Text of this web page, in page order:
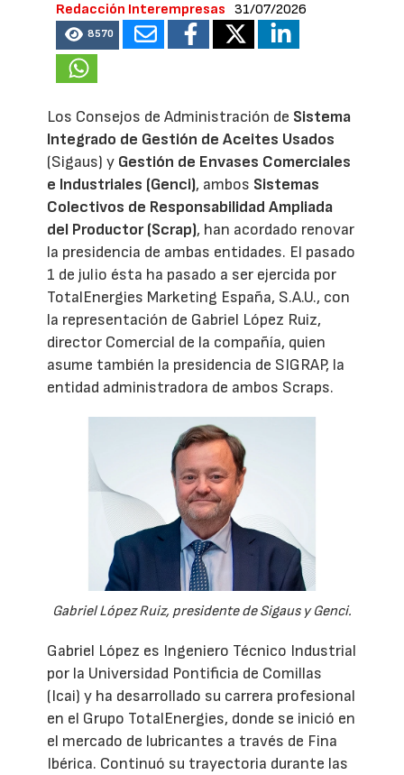
Redacción Interempresas 31/07/2026
8570
Los Consejos de Administración de Sistema
Integrado de Gestión de Aceites Usados
(Sigaus) y Gestión de Envases Comerciales
e Industriales (Genci), ambos Sistemas
Colectivos de Responsabilidad Ampliada
del Productor (Scrap), han acordado renovar
la presidencia de ambas entidades. El pasado
1 de julio ésta ha pasado a ser ejercida por
TotalEnergies Marketing España, S.A.U., con
la representación de Gabriel López Ruiz,
director Comercial de la compañía, quien
asume también la presidencia de SIGRAP, la
entidad administradora de ambos Scraps.
Gabriel López Ruiz, presidente de Sigaus y Genci.
Gabriel López es Ingeniero Técnico Industrial
por la Universidad Pontificia de Comillas
(Icai) y ha desarrollado su carrera profesional
en el Grupo TotalEnergies, donde se inició en
el mercado de lubricantes a través de Fina
Ibérica. Continuó su trayectoria durante las